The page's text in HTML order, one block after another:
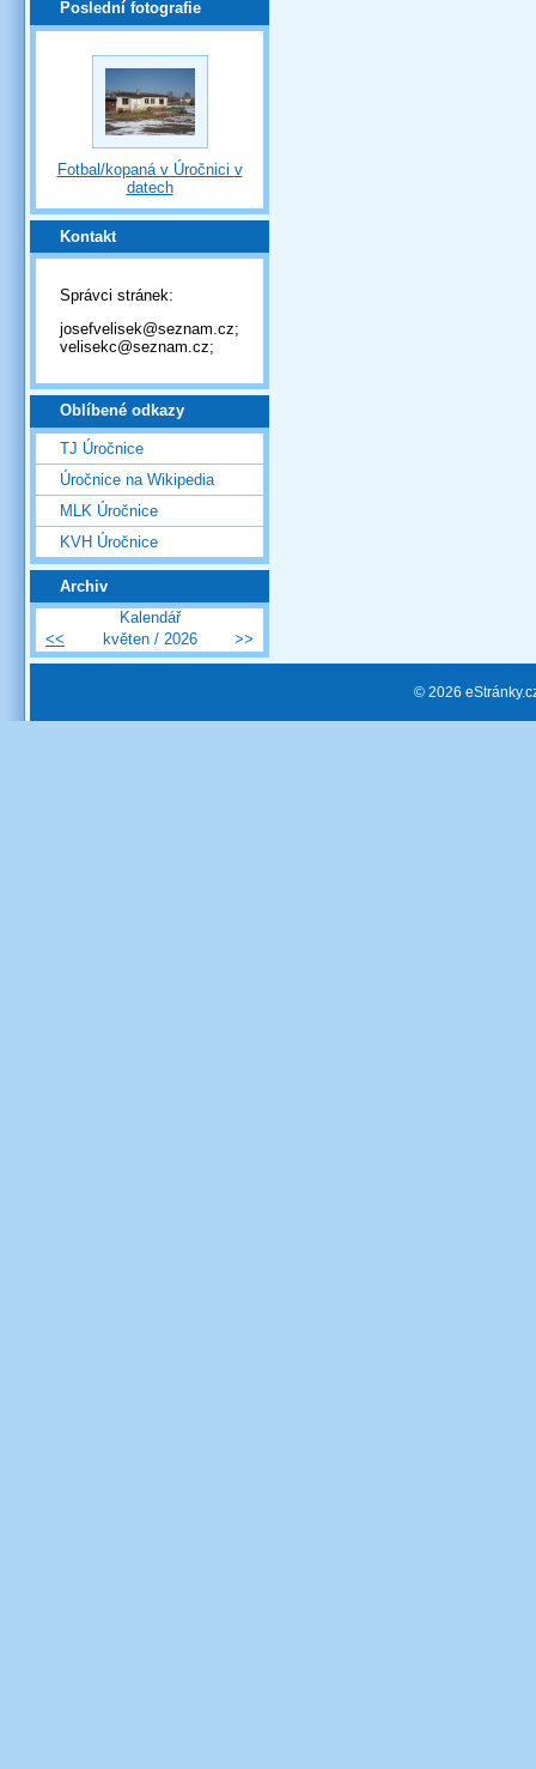
Poslední fotografie
Fotbal/kopaná v Úročnici v
datech
Kontakt
Správci stránek:
josefvelisek@seznam.cz;
velisekc@seznam.cz;
Oblíbené odkazy
TJ Úročnice
Úročnice na Wikipedia
MLK Úročnice
KVH Úročnice
Archiv
Kalendář
<<
květen / 2026 >>
© 2026